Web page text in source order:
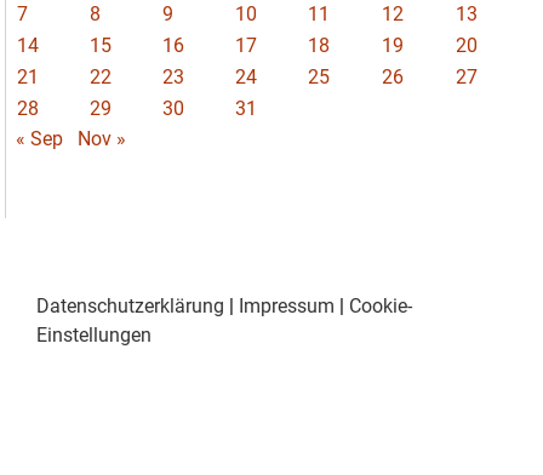
7
8 9 10 11 12
13
14
15 16 17 18 19
20
21
22 23 24 25 26
27
28
29 30
31
« Sep
Nov »
Datenschutzerklärung | Impressum | Cookie-
Einstellungen